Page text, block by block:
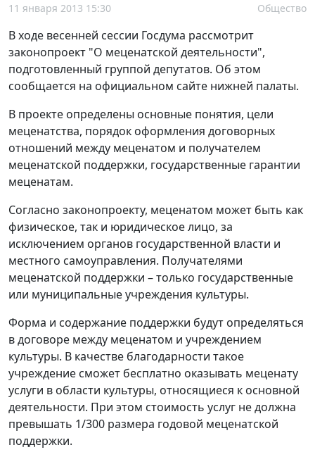
11 января 2013 15:30 Общество
В ходе весенней сессии Госдума рассмотрит
законопроект "О меценатской деятельности",
подготовленный группой депутатов. Об этом
сообщается на официальном сайте нижней палаты.
В проекте определены основные понятия, цели
меценатства, порядок оформления договорных
отношений между меценатом и получателем
меценатской поддержки, государственные гарантии
меценатам.
Согласно законопроекту, меценатом может быть как
физическое, так и юридическое лицо, за
исключением органов государственной власти и
местного самоуправления. Получателями
меценатской поддержки – только государственные
или муниципальные учреждения культуры.
Форма и содержание поддержки будут определяться
в договоре между меценатом и учреждением
культуры. В качестве благодарности такое
учреждение сможет бесплатно оказывать меценату
услуги в области культуры, относящиеся к основной
деятельности. При этом стоимость услуг не должна
превышать 1/300 размера годовой меценатской
поддержки.